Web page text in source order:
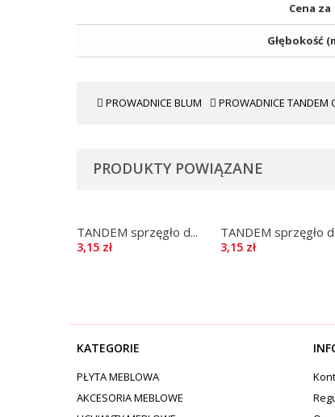
Cena za
Głębokość
PROWADNICE BLUM PROWADNICE TANDEM
PRODUKTY POWIĄZANE
TANDEM sprzęgło d...
3,15 zł
TANDEM sprzęgło
3,15 zł
KATEGORIE
PŁYTA MEBLOWA
AKCESORIA MEBLOWE